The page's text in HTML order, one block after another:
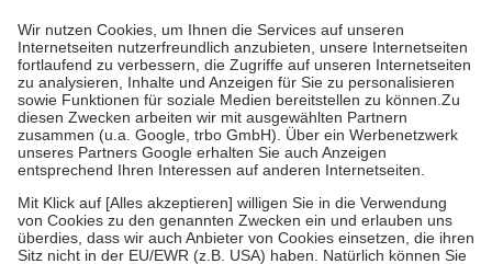
höchstens zehn Euro.
Es sind jedoch nie mehr als die tatsächlichen
Kosten der Leistung zu entrichten.
Diese Regeln gelten grundsätzlich auch für Online-Apotheken.
Bei Heilmitteln und häuslicher Krankenpflege beträgt die
Zuzahlung zehn Prozent der Kosten sowie zehn Euro je
Verordnung.
Um das Engagement der Versicherten für ihre eigene Gesundheit zu
stärken und die besondere Stellung der Familie zu unterstützen,
fallenkeine Zuzahlungenan bei:
• Kindern und Jugendlichen bis zum vollendeten 18. Lebensjahr
mit Ausnahme der Fahrkosten